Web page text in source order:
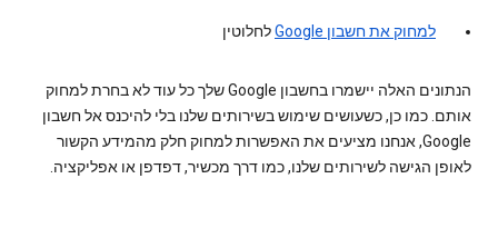
למחוק את חשבון Google לחלוטין
הנתונים האלה יישמרו בחשבון Google שלך כל עוד לא בחרת למחוק
אותם. כמו כן, כשעושים שימוש בשירותים שלנו בלי להיכנס אל חשבון
Google, אנחנו מציעים את האפשרות למחוק חלק מהמידע הקשור
לאופן הגישה לשירותים שלנו, כמו דרך מכשיר, דפדפן או אפליקציה.